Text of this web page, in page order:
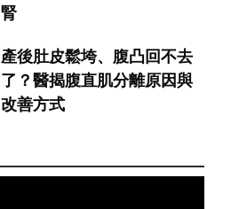
腎
產後肚皮鬆垮、腹凸回不去
了？醫揭腹直肌分離原因與
改善方式